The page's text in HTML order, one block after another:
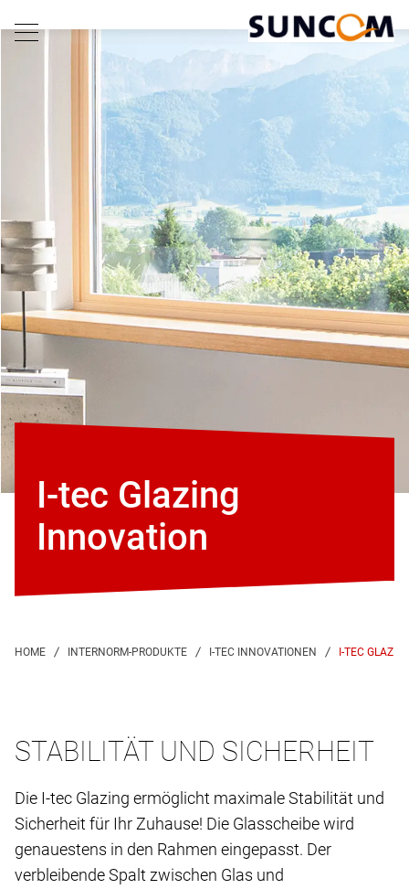
I-tec Glazing
Innovation
I-TEC
STABILITÄT UND SICHERHEIT
Die I-tec Glazing ermöglicht maximale Stabilität und
Sicherheit für Ihr Zuhause! Die Glasscheibe wird
genauestens in den Rahmen eingepasst. Der
verbleibende Spalt zwischen Glas und